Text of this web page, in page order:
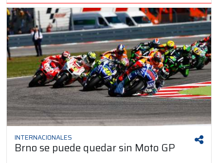
INTERNACIONALES
Brno se puede quedar sin Moto GP